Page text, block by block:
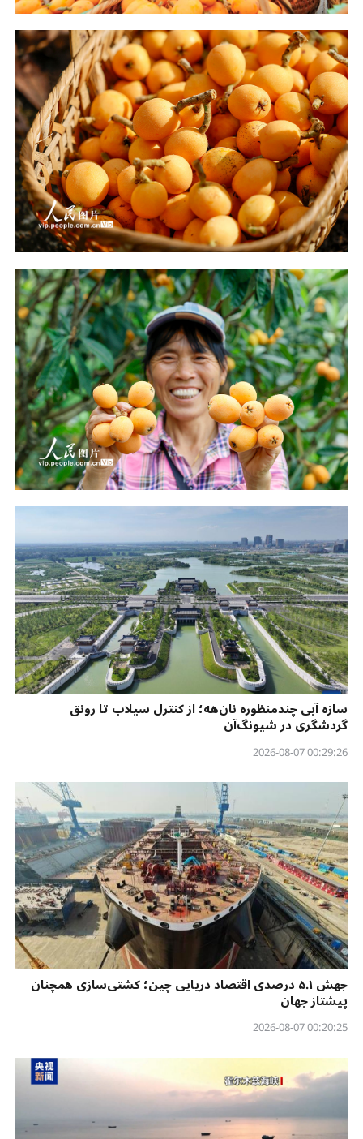
سازه آبی چندمنظوره نان‌هه؛ از کنترل سیلاب تا رونق
گردشگری در شیونگ‌آن
00:29:26 2026-08-07
جهش ۵.۱ درصدی اقتصاد دریایی چین؛ کشتی‌سازی همچنان
پیشتاز جهان
00:20:25 2026-08-07